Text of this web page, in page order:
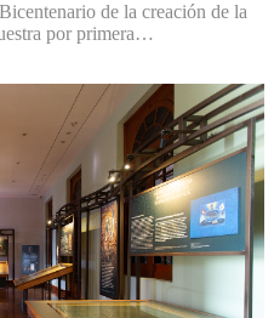
de la creación de la
por primera…